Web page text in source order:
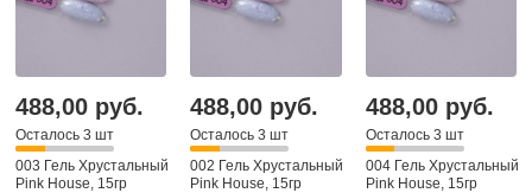
488,00 руб.
Осталось 3 шт
003 Гель Хрустальный
Pink House, 15гр
488,00 руб.
Осталось 3 шт
002 Гель Хрустальный
Pink House, 15гр
488,00 руб.
Осталось 3 шт
004 Гель Хрустальный
Pink House, 15гр